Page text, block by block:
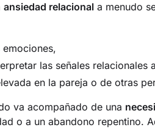
ansiedad relacional a menudo
las señales relacionales
en la pareja o de otras
va acompañado de una
o a un abandono repentino.